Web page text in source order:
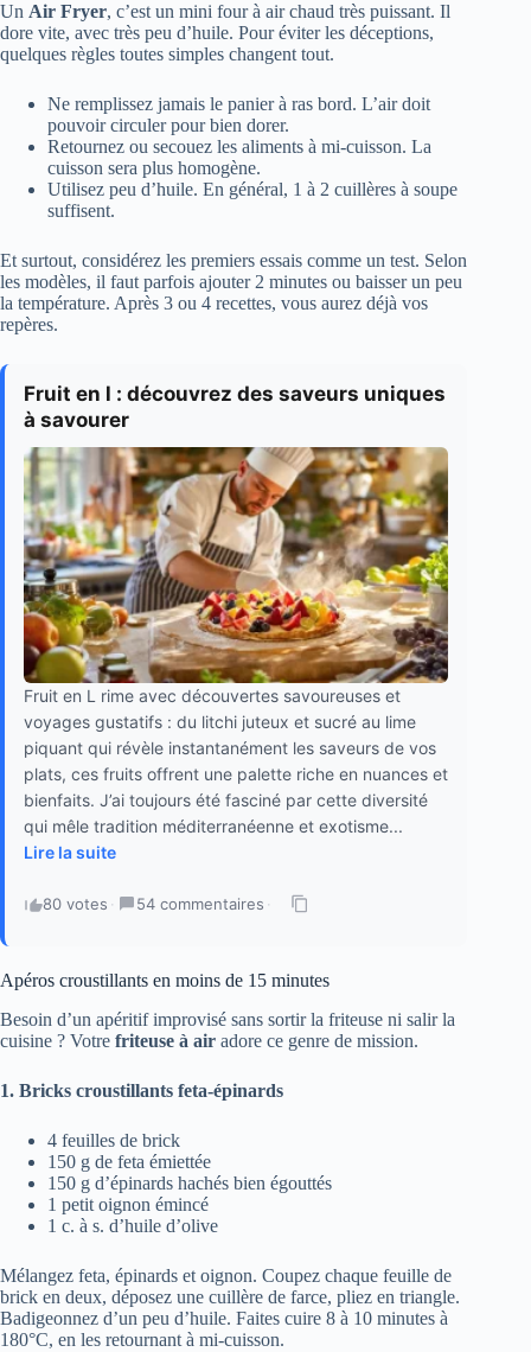
Un Air Fryer, c’est un mini four à air chaud très puissant. Il
dore vite, avec très peu d’huile. Pour éviter les déceptions,
quelques règles toutes simples changent tout.
Ne remplissez jamais le panier à ras bord. L’air doit
pouvoir circuler pour bien dorer.
Retournez ou secouez les aliments à mi-cuisson. La
cuisson sera plus homogène.
Utilisez peu d’huile. En général, 1 à 2 cuillères à soupe
suffisent.
Et surtout, considérez les premiers essais comme un test. Selon
les modèles, il faut parfois ajouter 2 minutes ou baisser un peu
la température. Après 3 ou 4 recettes, vous aurez déjà vos
repères.
Fruit en l : découvrez des saveurs uniques
à savourer
Fruit en L rime avec découvertes savoureuses et
voyages gustatifs : du litchi juteux et sucré au lime
piquant qui révèle instantanément les saveurs de vos
plats, ces fruits offrent une palette riche en nuances et
bienfaits. J’ai toujours été fasciné par cette diversité
qui mêle tradition méditerranéenne et exotisme...
Lire la suite
80 votes · 54 commentaires ·
Apéros croustillants en moins de 15 minutes
Besoin d’un apéritif improvisé sans sortir la friteuse ni salir la
cuisine ? Votre friteuse à air adore ce genre de mission.
1. Bricks croustillants feta-épinards
4 feuilles de brick
150 g de feta émiettée
150 g d’épinards hachés bien égouttés
1 petit oignon émincé
1 c. à s. d’huile d’olive
Mélangez feta, épinards et oignon. Coupez chaque feuille de
brick en deux, déposez une cuillère de farce, pliez en triangle.
Badigeonnez d’un peu d’huile. Faites cuire 8 à 10 minutes à
180°C, en les retournant à mi-cuisson.